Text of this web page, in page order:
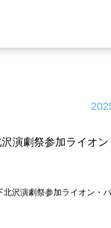
演劇祭参加ライオ
沢演劇祭参加ライオン・